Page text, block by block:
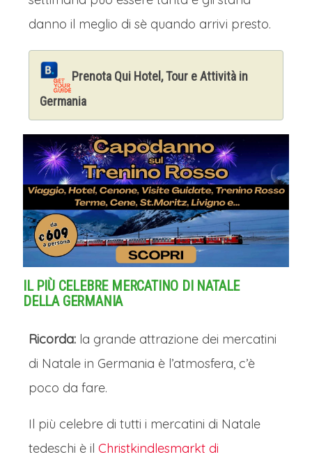
danno il meglio di sè quando arrivi presto.
Prenota Qui Hotel, Tour e Attività in
Germania
IL PIÙ CELEBRE MERCATINO DI NATALE
DELLA GERMANIA
Ricorda: la grande attrazione dei mercatini
di Natale in Germania è l’atmosfera, c’è
poco da fare.
Il più celebre di tutti i mercatini di Natale
tedeschi è il Christkindlesmarkt di